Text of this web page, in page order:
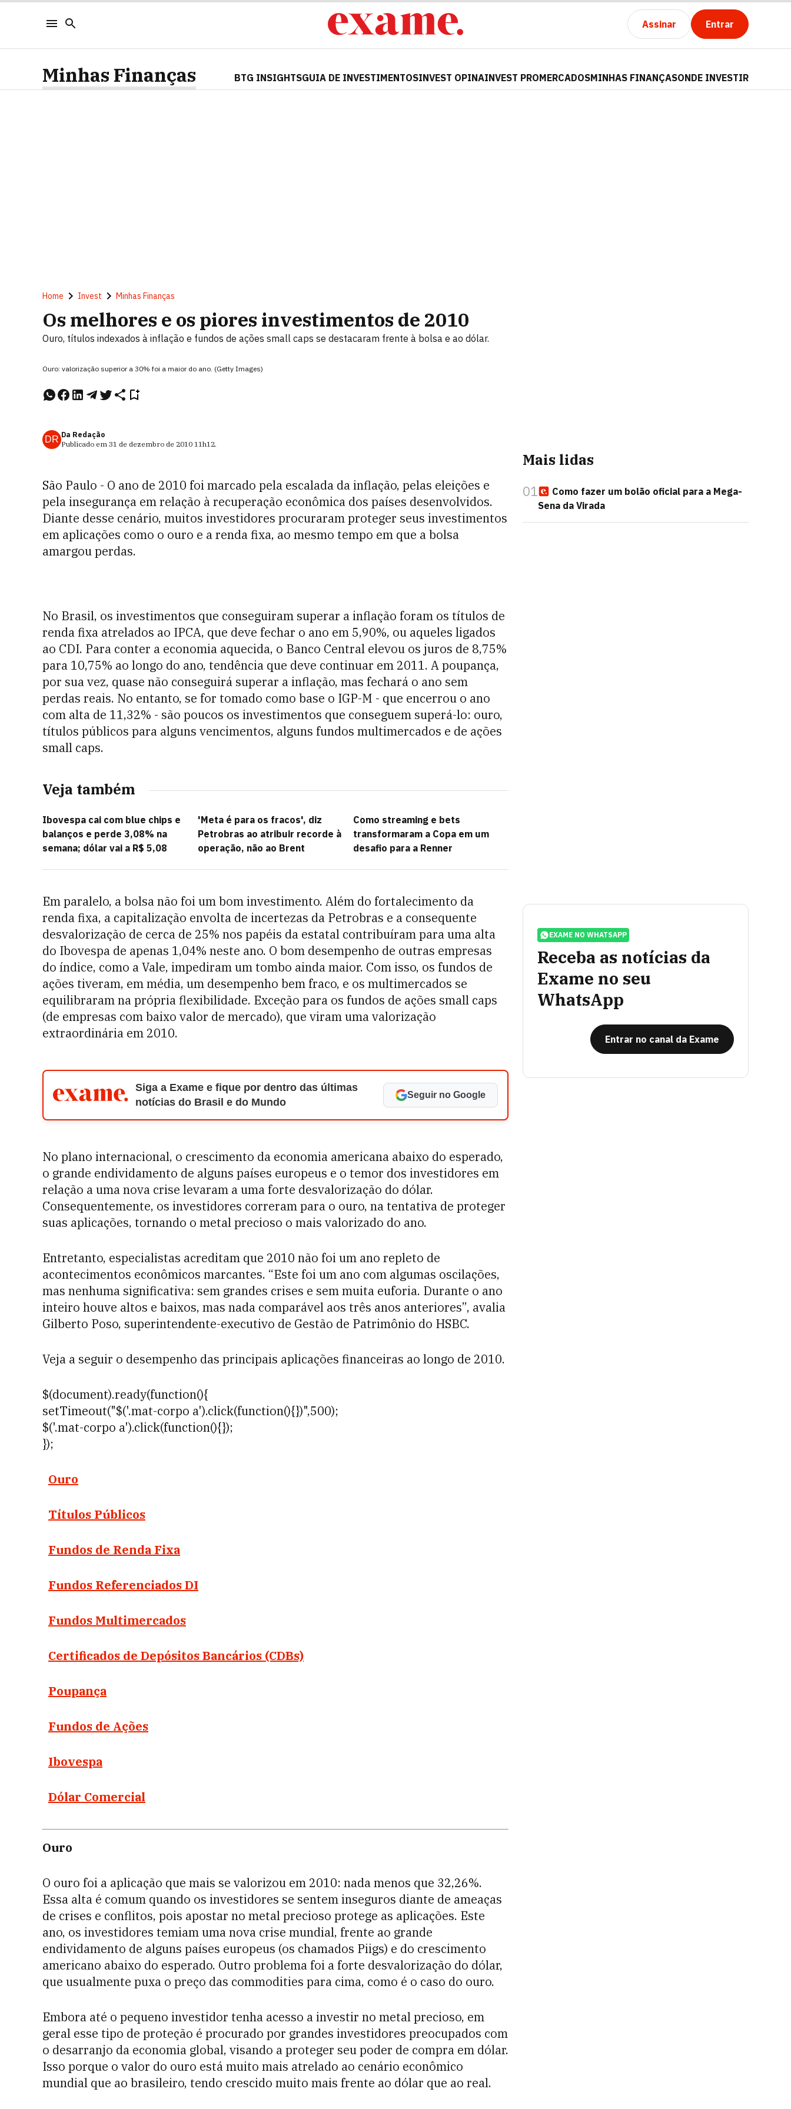
Assinar Entrar
Minhas Finanças BTG INSIGHTSGUIA DE INVESTIMENTOSINVEST OPINAINVEST PROMERCADOSMINHAS FINANÇASONDE INVESTIR
Home Invest Minhas Finanças
Os melhores e os piores investimentos de 2010
Ouro, títulos indexados à inflação e fundos de ações small caps se destacaram frente à bolsa e ao dólar.
Ouro: valorização superior a 30% foi a maior do ano. (Getty Images)
DR Da Redação
Publicado em 31 de dezembro de 2010 11h12.
São Paulo - O ano de 2010 foi marcado pela escalada da inflação, pelas eleições e
pela insegurança em relação à recuperação econômica dos países desenvolvidos.
Diante desse cenário, muitos investidores procuraram proteger seus investimentos
em aplicações como o ouro e a renda fixa, ao mesmo tempo em que a bolsa
amargou perdas.
No Brasil, os investimentos que conseguiram superar a inflação foram os títulos de
renda fixa atrelados ao IPCA, que deve fechar o ano em 5,90%, ou aqueles ligados
ao CDI. Para conter a economia aquecida, o Banco Central elevou os juros de 8,75%
para 10,75% ao longo do ano, tendência que deve continuar em 2011. A poupança,
por sua vez, quase não conseguirá superar a inflação, mas fechará o ano sem
perdas reais. No entanto, se for tomado como base o IGP-M - que encerrou o ano
com alta de 11,32% - são poucos os investimentos que conseguem superá-lo: ouro,
títulos públicos para alguns vencimentos, alguns fundos multimercados e de ações
small caps.
Veja também
Ibovespa cai com blue chips e
balanços e perde 3,08% na
semana; dólar vai a R$ 5,08
'Meta é para os fracos', diz
Petrobras ao atribuir recorde à
operação, não ao Brent
Como streaming e bets
transformaram a Copa em um
desafio para a Renner
Em paralelo, a bolsa não foi um bom investimento. Além do fortalecimento da
renda fixa, a capitalização envolta de incertezas da Petrobras e a consequente
desvalorização de cerca de 25% nos papéis da estatal contribuíram para uma alta
do Ibovespa de apenas 1,04% neste ano. O bom desempenho de outras empresas
do índice, como a Vale, impediram um tombo ainda maior. Com isso, os fundos de
ações tiveram, em média, um desempenho bem fraco, e os multimercados se
equilibraram na própria flexibilidade. Exceção para os fundos de ações small caps
(de empresas com baixo valor de mercado), que viram uma valorização
extraordinária em 2010.
Siga a Exame e fique por dentro das últimas
notícias do Brasil e do Mundo
Seguir no Google
No plano internacional, o crescimento da economia americana abaixo do esperado,
o grande endividamento de alguns países europeus e o temor dos investidores em
relação a uma nova crise levaram a uma forte desvalorização do dólar.
Consequentemente, os investidores correram para o ouro, na tentativa de proteger
suas aplicações, tornando o metal precioso o mais valorizado do ano.
Entretanto, especialistas acreditam que 2010 não foi um ano repleto de
acontecimentos econômicos marcantes. “Este foi um ano com algumas oscilações,
mas nenhuma significativa: sem grandes crises e sem muita euforia. Durante o ano
inteiro houve altos e baixos, mas nada comparável aos três anos anteriores”, avalia
Gilberto Poso, superintendente-executivo de Gestão de Patrimônio do HSBC.
Veja a seguir o desempenho das principais aplicações financeiras ao longo de 2010.
$(document).ready(function(){
setTimeout("$('.mat-corpo a').click(function(){})",500);
$('.mat-corpo a').click(function(){});
});
Ouro
Títulos Públicos
Fundos de Renda Fixa
Fundos Referenciados DI
Fundos Multimercados
Certificados de Depósitos Bancários (CDBs)
Poupança
Fundos de Ações
Ibovespa
Dólar Comercial
Ouro
O ouro foi a aplicação que mais se valorizou em 2010: nada menos que 32,26%.
Essa alta é comum quando os investidores se sentem inseguros diante de ameaças
de crises e conflitos, pois apostar no metal precioso protege as aplicações. Este
ano, os investidores temiam uma nova crise mundial, frente ao grande
endividamento de alguns países europeus (os chamados Piigs) e do crescimento
americano abaixo do esperado. Outro problema foi a forte desvalorização do dólar,
que usualmente puxa o preço das commodities para cima, como é o caso do ouro.
Embora até o pequeno investidor tenha acesso a investir no metal precioso, em
geral esse tipo de proteção é procurado por grandes investidores preocupados com
o desarranjo da economia global, visando a proteger seu poder de compra em dólar.
Isso porque o valor do ouro está muito mais atrelado ao cenário econômico
mundial que ao brasileiro, tendo crescido muito mais frente ao dólar que ao real.
Mais lidas
01
Como fazer um bolão oficial para a Mega-
Sena da Virada
EXAME NO WHATSAPP
Receba as notícias da
Exame no seu
WhatsApp
Entrar no canal da Exame